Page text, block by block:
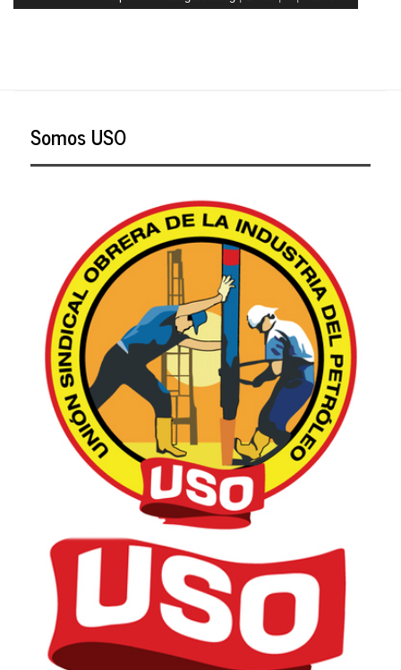
Somos USO